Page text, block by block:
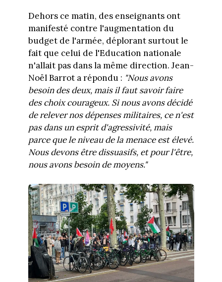
Dehors ce matin, des enseignants ont
manifesté contre l'augmentation du
budget de l'armée, déplorant surtout le
fait que celui de l'Education nationale
n'allait pas dans la même direction. Jean-
Noël Barrot a répondu : "Nous avons
besoin des deux, mais il faut savoir faire
des choix courageux. Si nous avons décidé
de relever nos dépenses militaires, ce n'est
pas dans un esprit d'agressivité, mais
parce que le niveau de la menace est élevé.
Nous devons être dissuasifs, et pour l'être,
nous avons besoin de moyens."